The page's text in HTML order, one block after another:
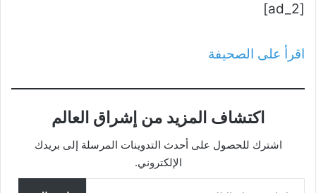
[ad_2]
اقرأ على الصحيفة
اكتشاف المزيد من إشراق العالم
اشترك للحصول على أحدث التدوينات المرسلة إلى بريدك
الإلكتروني.
كتابة بريدك الإلكتروني...